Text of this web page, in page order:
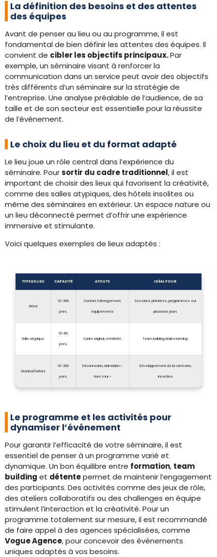
La définition des besoins et des attentes
des équipes
Avant de penser au lieu ou au programme, il est
fondamental de bien définir les attentes des équipes. Il
convient de cibler les objectifs principaux.Par
exemple, un séminaire visant à renforcer la
communication dans un service peut avoir des objectifs
très différents d’un séminaire sur la stratégie de
l’entreprise. Une analyse préalable de l’audience, de sa
taille et de son secteur est essentielle pour la réussite
de l’événement.
Le choix du lieu et du format adapté
Le lieu joue un rôle central dans l’expérience du
séminaire. Poursortir du cadre traditionnel, il est
important de choisir des lieux qui favorisent la créativité,
comme des salles atypiques, des hôtels insolites ou
même des séminaires en extérieur. Un espace nature ou
un lieu déconnecté permet d’offrir une expérience
immersive et stimulante.
Voici quelques exemples de lieux adaptés :
TYPE DE LIEU CAPACITÉ ATOUTS IDÉAL POUR
Hôtel
10-200
pers.
Confort, hébergement,
équipements
Sessions plénières, programmes sur
plusieurs jours
Salle atypique
10-80
pers.
Cadre original, créativité Team building, brainstorming
Outdoor/nature
10-200
pers.
Déconnexion, animation «
hors mur »
Développement de la cohésion,
incentive
Le programme et les activités pour
dynamiser l’événement
Pour garantir l’efficacité de votre séminaire, il est
essentiel de penser à un programme varié et
dynamique. Un bon équilibre entre formation, team
building et détentepermet de maintenir l’engagement
des participants. Des activités comme des jeux de rôle,
des ateliers collaboratifs ou des challenges en équipe
stimulent l’interaction et la créativité. Pour un
programme totalement sur mesure, il est recommandé
de faire appel à des agences spécialisées, comme
Vogue Agence, pour concevoir des événements
uniques adaptés à vos besoins.